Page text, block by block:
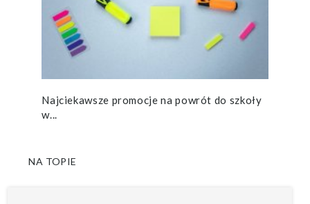
Najciekawsze promocje na powrót do szkoły
w...
NA TOPIE